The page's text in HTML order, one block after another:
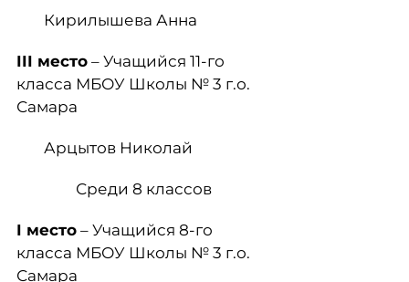
Кирилышева Анна
III место – Учащийся 11-го
класса МБОУ Школы № 3 г.о.
Самара
Арцытов Николай
Среди 8 классов
I место – Учащийся 8-го
класса МБОУ Школы № 3 г.о.
Самара